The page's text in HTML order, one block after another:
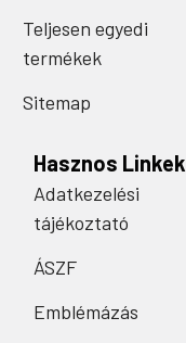
Teljesen egyedi
termékek
Sitemap
Hasznos Linkek
Adatkezelési
tájékoztató
ÁSZF
Emblémázás